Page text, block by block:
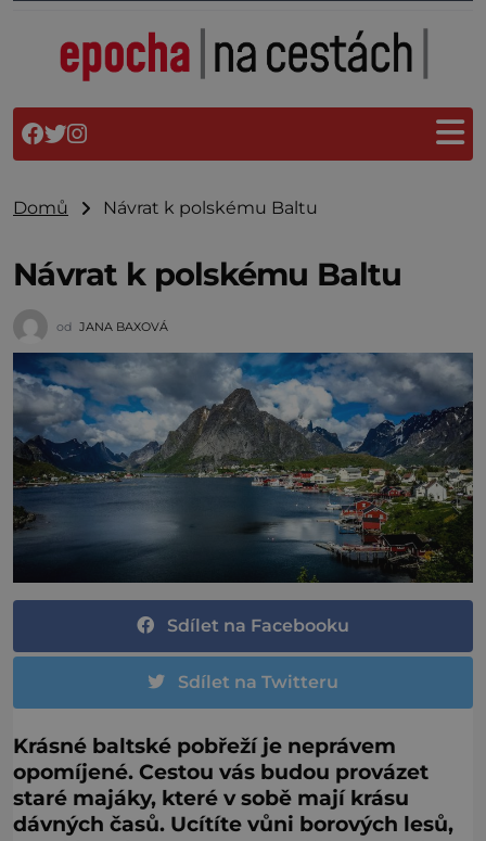
Domů Návrat k polskému Baltu
Návrat k polskému Baltu
od JANA BAXOVÁ
Sdílet na Facebooku
Sdílet na Twitteru
Krásné baltské pobřeží je neprávem
opomíjené. Cestou vás budou provázet
staré majáky, které v sobě mají krásu
dávných časů. Ucítíte vůni borových lesů,